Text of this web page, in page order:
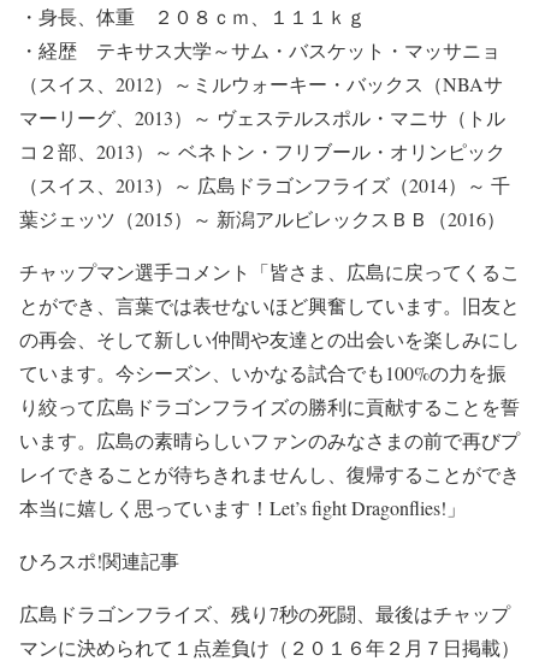
・身長、体重 ２０８ｃｍ、１１１ｋｇ
・経歴 テキサス大学～サム・バスケット・マッサニョ
（スイス、2012）～ミルウォーキー・バックス（NBAサ
マーリーグ、2013）～ ヴェステルスポル・マニサ（トル
コ２部、2013）～ ベネトン・フリブール・オリンピック
（スイス、2013）～ 広島ドラゴンフライズ（2014）～ 千
葉ジェッツ（2015）～ 新潟アルビレックスＢＢ（2016）
チャップマン選手コメント「皆さま、広島に戻ってくるこ
とができ、言葉では表せないほど興奮しています。旧友と
の再会、そして新しい仲間や友達との出会いを楽しみにし
ています。今シーズン、いかなる試合でも100%の力を振
り絞って広島ドラゴンフライズの勝利に貢献することを誓
います。広島の素晴らしいファンのみなさまの前で再びプ
レイできることが待ちきれませんし、復帰することができ
本当に嬉しく思っています！Let’s fight Dragonflies!」
ひろスポ!関連記事
広島ドラゴンフライズ、残り7秒の死闘、最後はチャップ
マンに決められて１点差負け（２０１６年２月７日掲載）